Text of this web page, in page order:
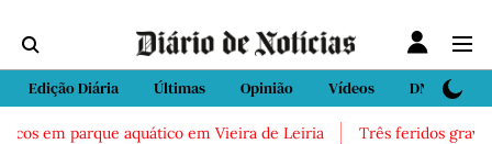
Edição Diária Últimas Opinião Vídeos DN Sport
em parque aquático em Vieira de Leiria Três feridos